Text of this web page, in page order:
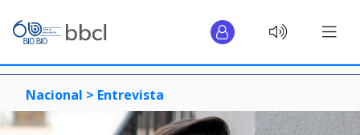
Nacional > Entrevista